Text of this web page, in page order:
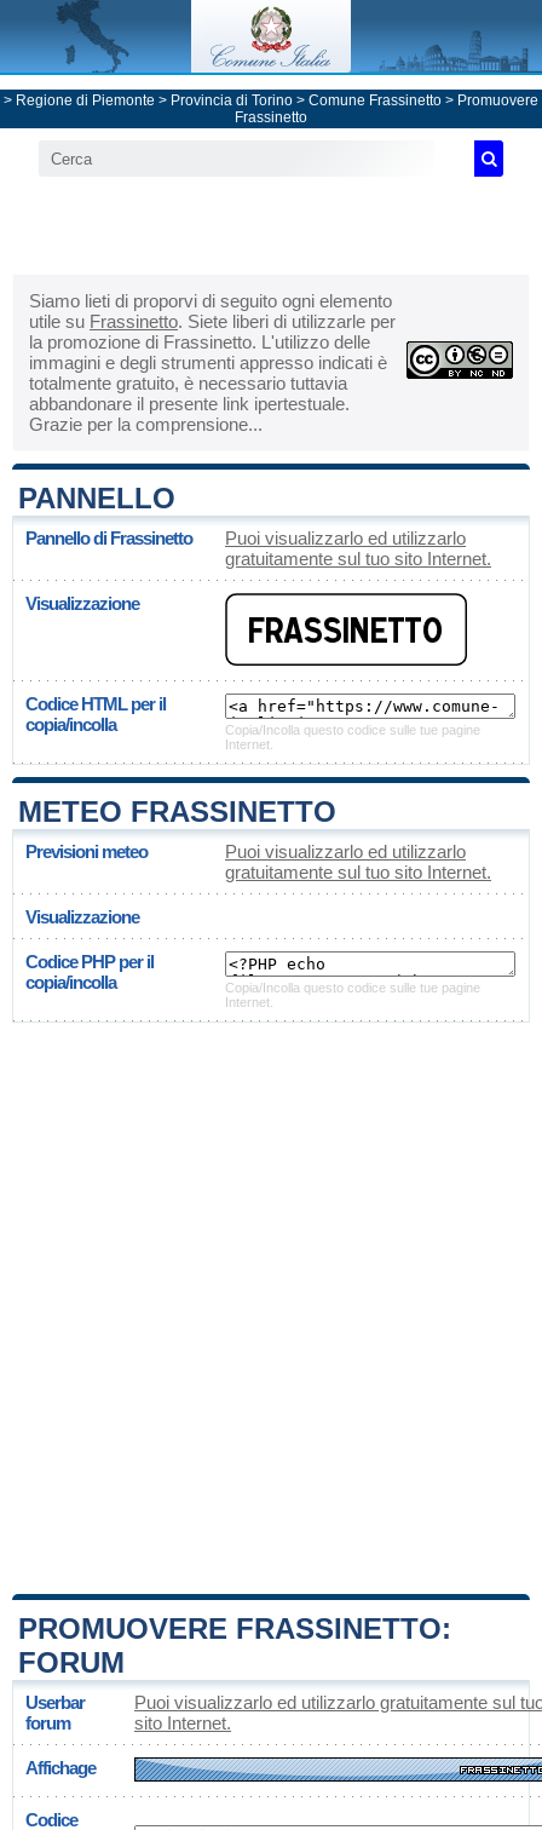
> Regione di Piemonte > Provincia di Torino > Comune Frassinetto > Promuovere
Frassinetto
Siamo lieti di proporvi di seguito ogni elemento
utile su Frassinetto. Siete liberi di utilizzarle per
la promozione di Frassinetto. L'utilizzo delle
immagini e degli strumenti appresso indicati è
totalmente gratuito, è necessario tuttavia
abbandonare il presente link ipertestuale.
Grazie per la comprensione...
PANNELLO
Pannello di Frassinetto
Puoi visualizzarlo ed utilizzarlo
gratuitamente sul tuo sito Internet.
Visualizzazione
Codice HTML per il
copia/incolla
Copia/Incolla questo codice sulle tue pagine
Internet.
METEO FRASSINETTO
Previsioni meteo
Puoi visualizzarlo ed utilizzarlo
gratuitamente sul tuo sito Internet.
Visualizzazione
Codice PHP per il
copia/incolla
Copia/Incolla questo codice sulle tue pagine
Internet.
PROMUOVERE FRASSINETTO:
FORUM
Userbar
forum
Puoi visualizzarlo ed utilizzarlo gratuitamente sul
sito Internet.
Affichage
Codice